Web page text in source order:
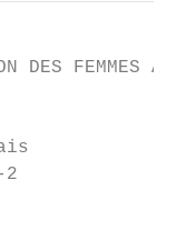
DES FEMMES AU
2